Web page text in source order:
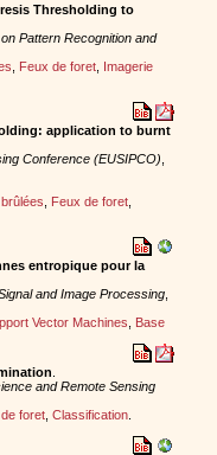
Thresholding to
Pattern Recognition and
Feux de foret, Imagerie
application to burnt
Conference (EUSIPCO)
Feux de foret,
entropique pour la
and Image Processing,
Vector Machines
Base
and Remote Sensing
foret, Classification.